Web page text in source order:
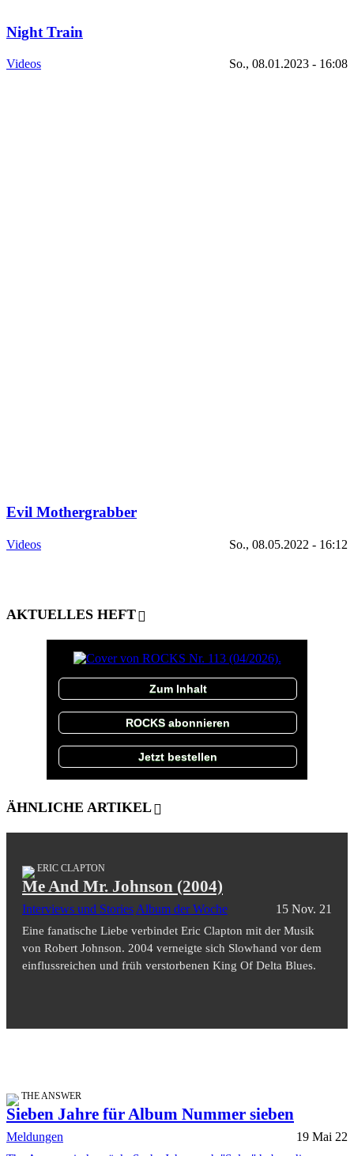
Night Train
Videos So., 08.01.2023 - 16:08
Evil Mothergrabber
Videos So., 08.05.2022 - 16:12
AKTUELLES HEFT
Zum Inhalt
ROCKS abonnieren
Jetzt bestellen
ÄHNLICHE ARTIKEL
ERIC CLAPTON
Me And Mr. Johnson (2004)
Interviews und Stories Album der Woche 15 Nov. 21
Eine fanatische Liebe verbindet Eric Clapton mit der Musik
von Robert Johnson. 2004 verneigte sich Slowhand vor dem
einflussreichen und früh verstorbenen King Of Delta Blues.
THE ANSWER
Sieben Jahre für Album Nummer sieben
Meldungen 19 Mai 22